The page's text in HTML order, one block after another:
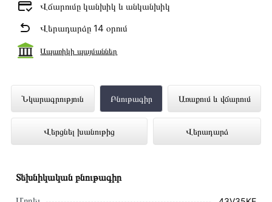
Վճարումը կանխիկ և անկանխիկ
Վերադարձը 14 օրում
Ապառիկի պայմաններ
Նկարագրություն Բնութագիր Առաքում և վճարում
Վերցնել խանութից Վերադարձ
Հեռուստացույց TOSHIBA 43V35KE
ներկայացված է Technomix առցանց
խանութում լավագույն գնով 128 900 դրամ
Տեխնիկական բնութագիր